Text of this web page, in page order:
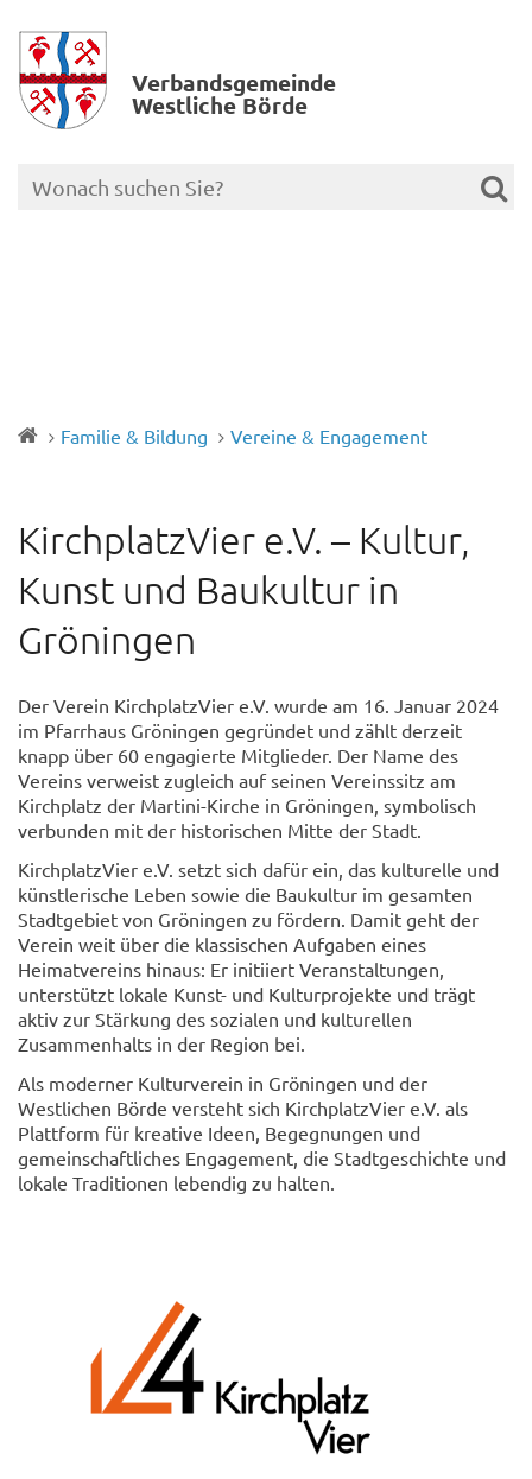
Verbands­gemeinde
Westliche Börde
Familie & Bildung Vereine & Engagement
KirchplatzVier e.V. – Kultur,
Kunst und Baukultur in
Gröningen
Der Verein KirchplatzVier e.V. wurde am 16. Januar 2024
im Pfarrhaus Gröningen gegründet und zählt derzeit
knapp über 60 engagierte Mitglieder. Der Name des
Vereins verweist zugleich auf seinen Vereinssitz am
Kirchplatz der Martini-Kirche in Gröningen, symbolisch
verbunden mit der historischen Mitte der Stadt.
KirchplatzVier e.V. setzt sich dafür ein, das kulturelle und
künstlerische Leben sowie die Baukultur im gesamten
Stadtgebiet von Gröningen zu fördern. Damit geht der
Verein weit über die klassischen Aufgaben eines
Heimatvereins hinaus: Er initiiert Veranstaltungen,
unterstützt lokale Kunst- und Kulturprojekte und trägt
aktiv zur Stärkung des sozialen und kulturellen
Zusammenhalts in der Region bei.
Als moderner Kulturverein in Gröningen und der
Westlichen Börde versteht sich KirchplatzVier e.V. als
Plattform für kreative Ideen, Begegnungen und
gemeinschaftliches Engagement, die Stadtgeschichte und
lokale Traditionen lebendig zu halten.